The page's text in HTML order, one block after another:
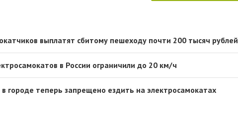
выплатят сбитому пешеходу почти 200 тысяч рублей
в России ограничили до 20 км/ч
в городе теперь запрещено ездить на электросамокатах